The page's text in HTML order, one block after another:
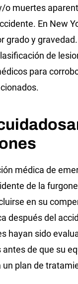
o muertes
En New
grado y
de
para
médica de
de la
en su
después del
hayan sido
de que su
un plan de